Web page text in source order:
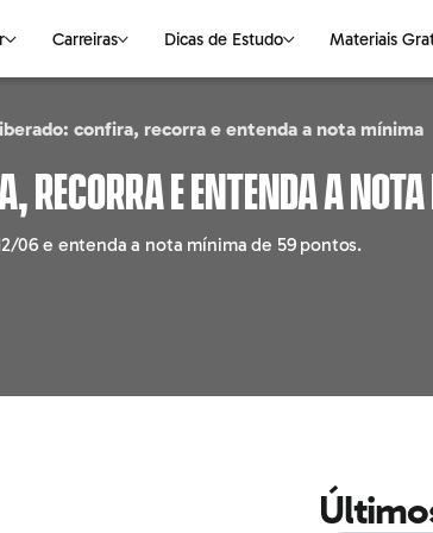
Carreiras
OUTROS ASSUNTOS
Faculdade
Pós-graduação
Parceiros
Dicas de Estudo
DA NATUREZA LINGUAGENS
Português
Redação
Espanhol
Materiais
Mapas Mentais
confira, recorra e entenda a nota mínima
recorra e entenda a
06 e entenda a nota mínima de 59 pontos.